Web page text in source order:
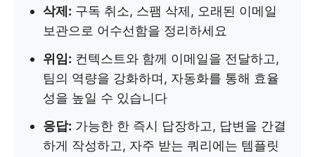
삭제: 구독 취소, 스팸 삭제, 오래된 이메일
보관으로 어수선함을 정리하세요
위임: 컨텍스트와 함께 이메일을 전달하고,
팀의 역량을 강화하며, 자동화를 통해 효율
성을 높일 수 있습니다
응답: 가능한 한 즉시 답장하고, 답변을 간결
하게 작성하고, 자주 받는 쿼리에는 템플릿